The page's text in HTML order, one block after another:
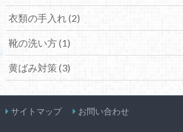
衣類の手入れ(2)
靴の洗い方(1)
黄ばみ対策(3)
サイトマップ お問い合わせ